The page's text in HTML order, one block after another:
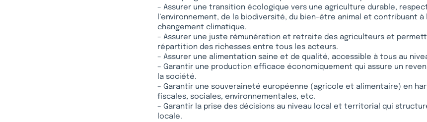
– Assurer une transition écologique vers une agriculture durable,
l’environnement, de la biodiversité, du bien-être animal et contribuant
changement climatique.
– Assurer une juste rémunération et retraite des agriculteurs et
répartition des richesses entre tous les acteurs.
– Assurer une alimentation saine et de qualité, accessible à tous au
– Garantir une production efficace économiquement qui assure un
la société.
– Garantir une souveraineté européenne (agricole et alimentaire) en
fiscales, sociales, environnementales, etc.
– Garantir la prise des décisions au niveau local et territorial qui
locale.